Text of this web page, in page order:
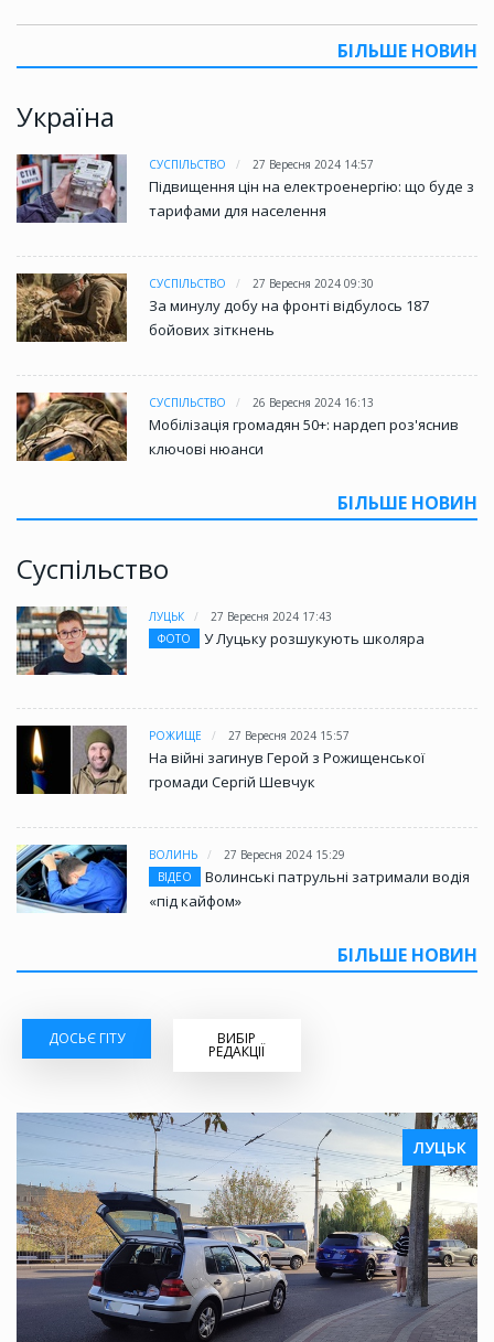
БІЛЬШЕ НОВИН
Україна
СУСПІЛЬСТВО 27 Вересня 2024 14:57
Підвищення цін на електроенергію: що буде з
тарифами для населення
СУСПІЛЬСТВО 27 Вересня 2024 09:30
За минулу добу на фронті відбулось 187
бойових зіткнень
СУСПІЛЬСТВО 26 Вересня 2024 16:13
Мобілізація громадян 50+: нардеп роз'яснив
ключові нюанси
БІЛЬШЕ НОВИН
Суспільство
ЛУЦЬК
27 Вересня 2024 17:43
ФОТО
У Луцьку розшукують школяра
РОЖИЩЕ 27 Вересня 2024 15:57
На війні загинув Герой з Рожищенської
громади Сергій Шевчук
ВОЛИНЬ
27 Вересня 2024 15:29
ВІДЕО
Волинські патрульні затримали водія
«під кайфом»
БІЛЬШЕ НОВИН
ДОСЬЄ ГІТУ ВИБІР
РЕДАКЦІЇ
ЛУЦЬК